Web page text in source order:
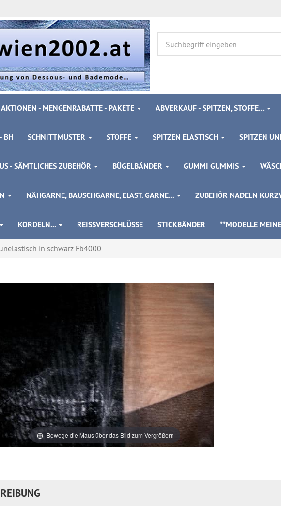
- MENGENRABATTE - PAKETE ABVERKAUF - SPITZEN, STOFFE...
BH SCHNITTMUSTER STOFFE SPITZEN ELASTISCH SPITZEN
- SÄMTLICHES ZUBEHÖR BÜGELBÄNDER GUMMI GUMMIS
NÄHGARNE, BAUSCHGARNE, ELAST. GARNE... ZUBEHÖR NADELN
KORDELN... REISSVERSCHLÜSSE STICKBÄNDER **MODELLE
in schwarz Fb4000
Bewege die Maus über das Bild zum Vergrößern